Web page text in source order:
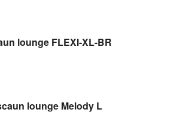
CITEȘTE MAI MULT
lounge FLEXI-XL-BR
CITEȘTE MAI MULT
lounge Melody L